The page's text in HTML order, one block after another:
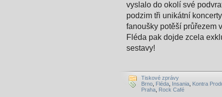
vyslalo do okolí své
podzim tři unikátní
fanoušky potěší průřezem
Fléda pak dojde zcela
sestavy!
Tiskové zprávy
Brno Fléda Insania Kontra
Praha Rock Café